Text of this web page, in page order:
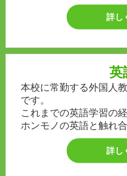
詳し
英
本校に常勤する外国人
です。
これまでの英語学習の
ホンモノの英語と触れ
詳し